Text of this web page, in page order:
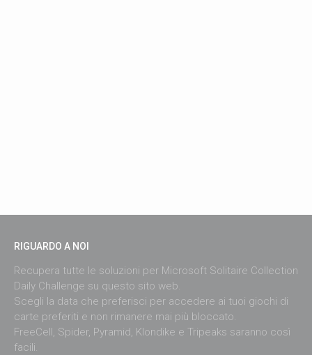
RIGUARDO A NOI
Recupera tutte le soluzioni per Microsoft Solitaire Collection
Daily Challenge su questo sito web.
Scegli la data che preferisci per accedere ai tuoi giochi di
carte preferiti e non rimanere mai più bloccato.
FreeCell, Spider, Pyramid, Klondike e Tripeaks saranno così
facili.